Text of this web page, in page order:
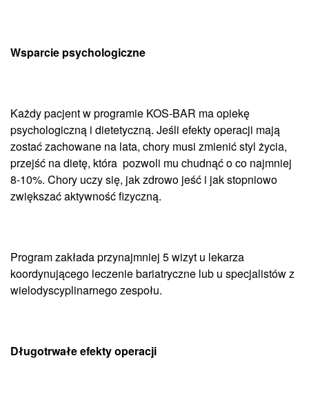
Wsparcie psychologiczne
Każdy pacjent w programie KOS-BAR ma opiekę
psychologiczną i dietetyczną. Jeśli efekty operacji mają
zostać zachowane na lata, chory musi zmienić styl życia,
przejść na dietę, która pozwoli mu chudnąć o co najmniej
8-10%. Chory uczy się, jak zdrowo jeść i jak stopniowo
zwiększać aktywność fizyczną.
Program zakłada przynajmniej 5 wizyt u lekarza
koordynującego leczenie bariatryczne lub u specjalistów z
wielodyscyplinarnego zespołu.
Długotrwałe efekty operacji